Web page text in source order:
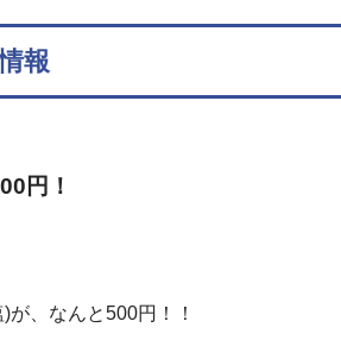
報
円！
、なんと500円！！